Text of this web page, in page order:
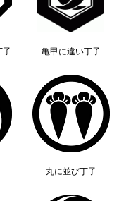
子 亀甲に違い丁子
丸に並び丁子